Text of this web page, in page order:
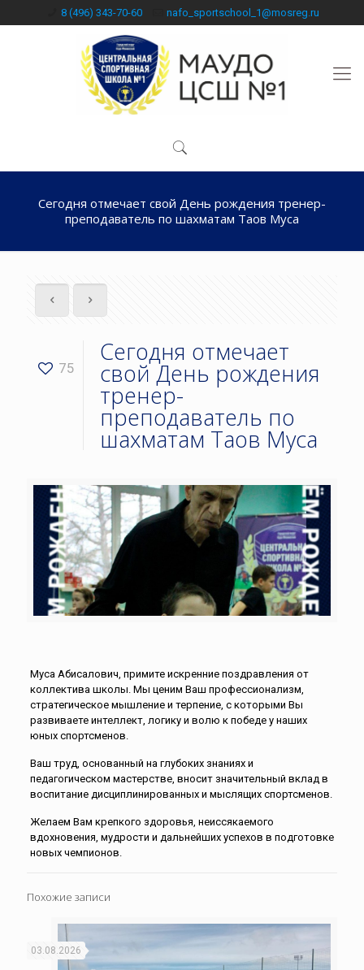
8 (496) 343-70-60 nafo_sportschool_1@mosreg.ru
Сегодня отмечает свой День рождения тренер-
преподаватель по шахматам Таов Муса
75
Сегодня отмечает
свой День рождения
тренер-
преподаватель по
шахматам Таов Муса
Муса Абисалович, примите искренние поздравления от
коллектива школы. Мы ценим Ваш профессионализм,
стратегическое мышление и терпение, с которыми Вы
развиваете интеллект, логику и волю к победе у наших
юных спортсменов.
Ваш труд, основанный на глубоких знаниях и
педагогическом мастерстве, вносит значительный вклад в
воспитание дисциплинированных и мыслящих спортсменов.
Желаем Вам крепкого здоровья, неиссякаемого
вдохновения, мудрости и дальнейших успехов в подготовке
новых чемпионов.
Похожие записи
03.08.2026